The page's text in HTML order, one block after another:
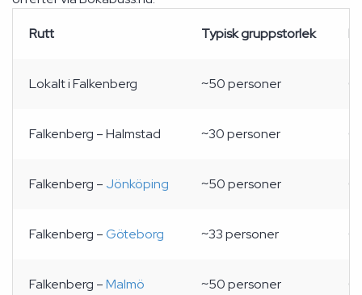
Rutt Typisk gruppstorlek
Lokalt i Falkenberg ~50 personer
Falkenberg – Halmstad ~30 personer
Falkenberg – Jönköping ~50 personer
Falkenberg –Göteborg ~33 personer
Falkenberg –Malmö ~50 personer